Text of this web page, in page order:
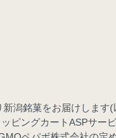
潟銘菓をお届けします(
ピングカートASPサー